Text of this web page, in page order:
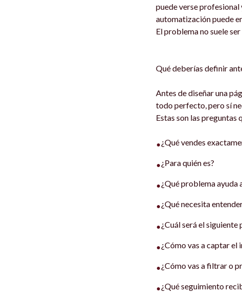
puede verse
automatización puede
El problema no suele
Qué deberías definir
Antes de diseñar una
todo perfecto, pero sí
Estas son las preguntas
•¿Qué vendes
•¿Para quién es?
•¿Qué problema ayuda
•¿Qué necesita
•¿Cuál será el siguiente
•¿Cómo vas a captar el
•¿Cómo vas a filtrar o
•¿Qué seguimiento